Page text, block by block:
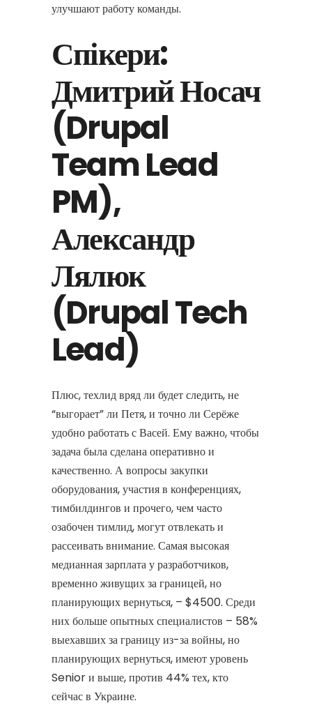
улучшают работу команды.
Спікери:
Дмитрий Носач
(Drupal
Team Lead
PM),
Александр
Лялюк
(Drupal Tech
Lead)
Плюс, техлид вряд ли будет следить, не
“выгорает” ли Петя, и точно ли Серёже
удобно работать с Васей. Ему важно, чтобы
задача была сделана оперативно и
качественно. А вопросы закупки
оборудования, участия в конференциях,
тимбилдингов и прочего, чем часто
озабочен тимлид, могут отвлекать и
рассеивать внимание. Самая высокая
медианная зарплата у разработчиков,
временно живущих за границей, но
планирующих вернуться, – $4500. Среди
них больше опытных специалистов – 58%
выехавших за границу из-за войны, но
планирующих вернуться, имеют уровень
Senior и выше, против 44% тех, кто
сейчас в Украине.